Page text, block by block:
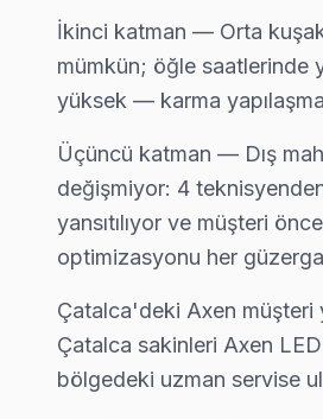
Çatalca TV Servis Merkezi →
İnceğiz Axen Servis
Çatalca'da İnceğiz bölgesi dahil
İnceğiz Axen Açılmıyor Arıza →
İzzettin Axen Servis
Axen TV'niz İzzettin'de arıza
İzzettin Axen Açılmıyor Arıza →
Kabakça Axen Servis
Kabakça mahallesi Axen TV
Çatalca Axen Servis →
İkinci katman — Orta
mümkün; öğle saatlerinde
yüksek — karma
Üçüncü katman — Dış
değişmiyor: 4
yansıtılıyor ve müşteri
optimizasyonu her
Çatalca'deki Axen müşteri
Çatalca sakinleri Axen
bölgedeki uzman servise